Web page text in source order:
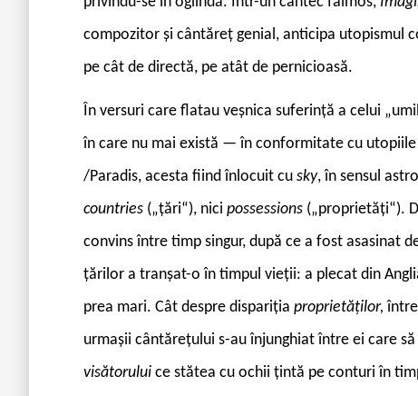
compozitor și cântăreț genial, anticipa
pe cât de directă, pe atât de pernicioasă.
În versuri care flatau veșnica suferință a celui
în care nu mai există — în conformitate cu
/Paradis, acesta fiind înlocuit cu sky, în sensul
countries („țări“), nici possessions („proprietăți“).
convins între timp singur, după ce a fost asasinat
țărilor a tranșat-o în timpul vieții: a plecat din
prea mari. Cât despre dispariția proprietăților,
urmașii cântărețului s-au înjunghiat între ei care
visătorului ce stătea cu ochii țintă pe conturi în